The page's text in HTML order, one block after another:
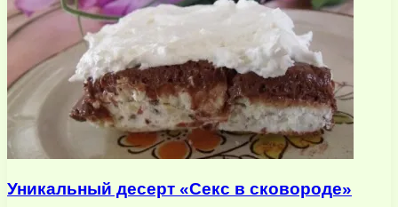
Уникальный десерт «Секс в сковороде»